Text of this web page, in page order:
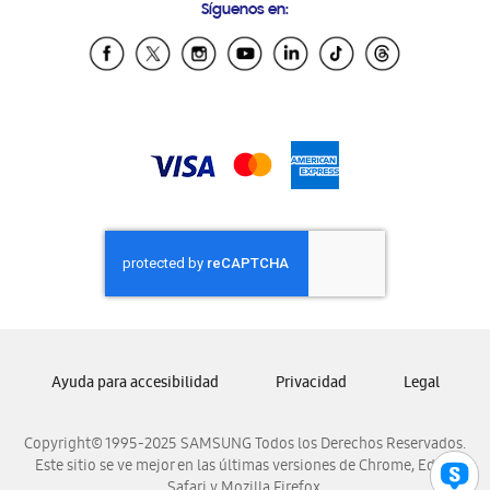
Samsung Ecuador
Samsung El Salvador
Samsung Nicaragua
Samsung Panamá
Samsung República Dominicana
Samsung Venezuela
Síguenos en:
Copyright© 1995-2025 SAMSUNG Todos los Derechos Reservados.
Este sitio se ve mejor en las últimas versiones de Chrome, Edge,
Ayuda para accesibilidad Privacidad Legal